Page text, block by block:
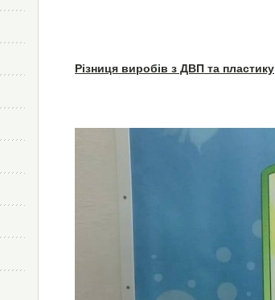
Різниця виробів з ДВП та пластику